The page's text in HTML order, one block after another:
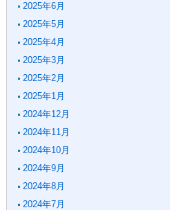
2025年6月
2025年5月
2025年4月
2025年3月
2025年2月
2025年1月
2024年12月
2024年11月
2024年10月
2024年9月
2024年8月
2024年7月